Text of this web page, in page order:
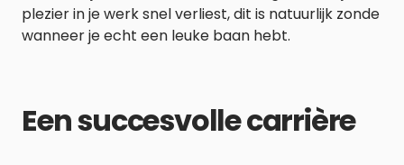
plezier in je werk snel verliest, dit is natuurlijk zonde
wanneer je echt een leuke baan hebt.
Een succesvolle carrière